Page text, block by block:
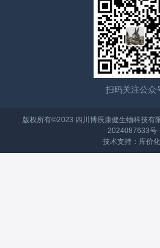
扫码关注公众
版权所有©2023 四川博辰康健生物科技有
2024087633号
技术支持： 库价